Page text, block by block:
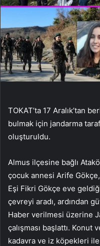
TOKAT’ta 17 Aralık’tan
bulmak için jandarma
oluşturuldu.
Almus ilçesine bağlı
çocuk annesi Arife
Eşi Fikri Gökçe eve
çevreyi aradı, ardından
Haber verilmesi üzerine
çalışması başlattı. Konut
kadavra ve iz köpekleri ile